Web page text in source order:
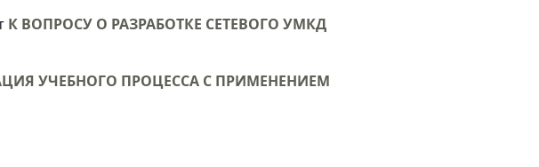
К ВОПРОСУ О РАЗРАБОТКЕ СЕТЕВОГО УМКД
УЧЕБНОГО ПРОЦЕССА С ПРИМЕНЕНИЕМ